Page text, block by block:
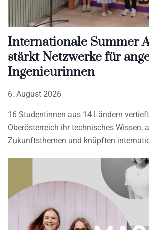
Internationale Summer
stärkt Netzwerke für
Ingenieurinnen
6. August 2026
16 Studentinnen aus 14 Ländern
Oberösterreich ihr technisches Wissen,
Zukunftsthemen und knüpften